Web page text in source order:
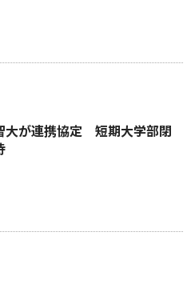
大が連携協定 短期大学部閉